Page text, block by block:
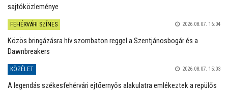
sajtóközleménye
FEHÉRVÁRI SZÍNES 2026.08.07. 16:04
Közös bringázásra hív szombaton reggel a Szentjánosbogár és a
Dawnbreakers
KÖZÉLET 2026.08.07. 15:03
A legendás székesfehérvári ejtőernyős alakulatra emlékeztek a repülős